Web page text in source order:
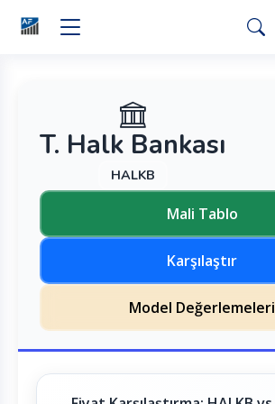
T. Halk Bankası
HALKB
Mali Tablo
Karşılaştır
Model Değerlemeleri